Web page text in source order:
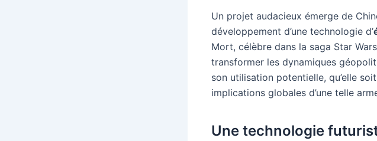
Un projet audacieux émerge de
développement d’une technologie d’
Mort, célèbre dans la saga Star
transformer les dynamiques
son utilisation potentielle, qu’elle
implications globales d’une telle
Une technologie